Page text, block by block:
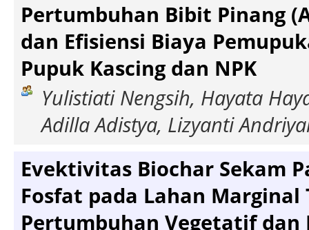
Pertumbuhan Bibit Pinang
dan Efisiensi Biaya
Pupuk Kascing dan NPK
Yulistiati Nengsih, Hayata
Adilla Adistya, Lizyanti
Evektivitas Biochar Sekam
Fosfat pada Lahan Marginal
Pertumbuhan Vegetatif dan